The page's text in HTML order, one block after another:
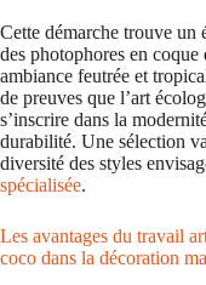
Cette démarche trouve un
des photophores en
ambiance feutrée et
de preuves que l’art
s’inscrire dans la
durabilité. Une sélection
diversité des styles
spécialisée.
Les avantages du travail
coco dans la décoration